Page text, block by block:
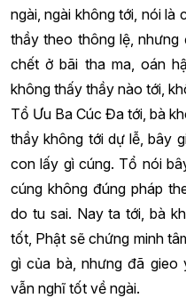
ngài, ngài không tới, nói là
thầy theo thông lệ, nhưng
chết ở bãi tha ma, oán
không thấy thầy nào tới,
Tổ Ưu Ba Cúc Đa tới, bà
thầy không tới dự lễ, bây
con lấy gì cúng. Tổ nói
cúng không đúng pháp
do tu sai. Nay ta tới, bà
tốt, Phật sẽ chứng minh
gì của bà, nhưng đã
vẫn nghĩ tốt về ngài.